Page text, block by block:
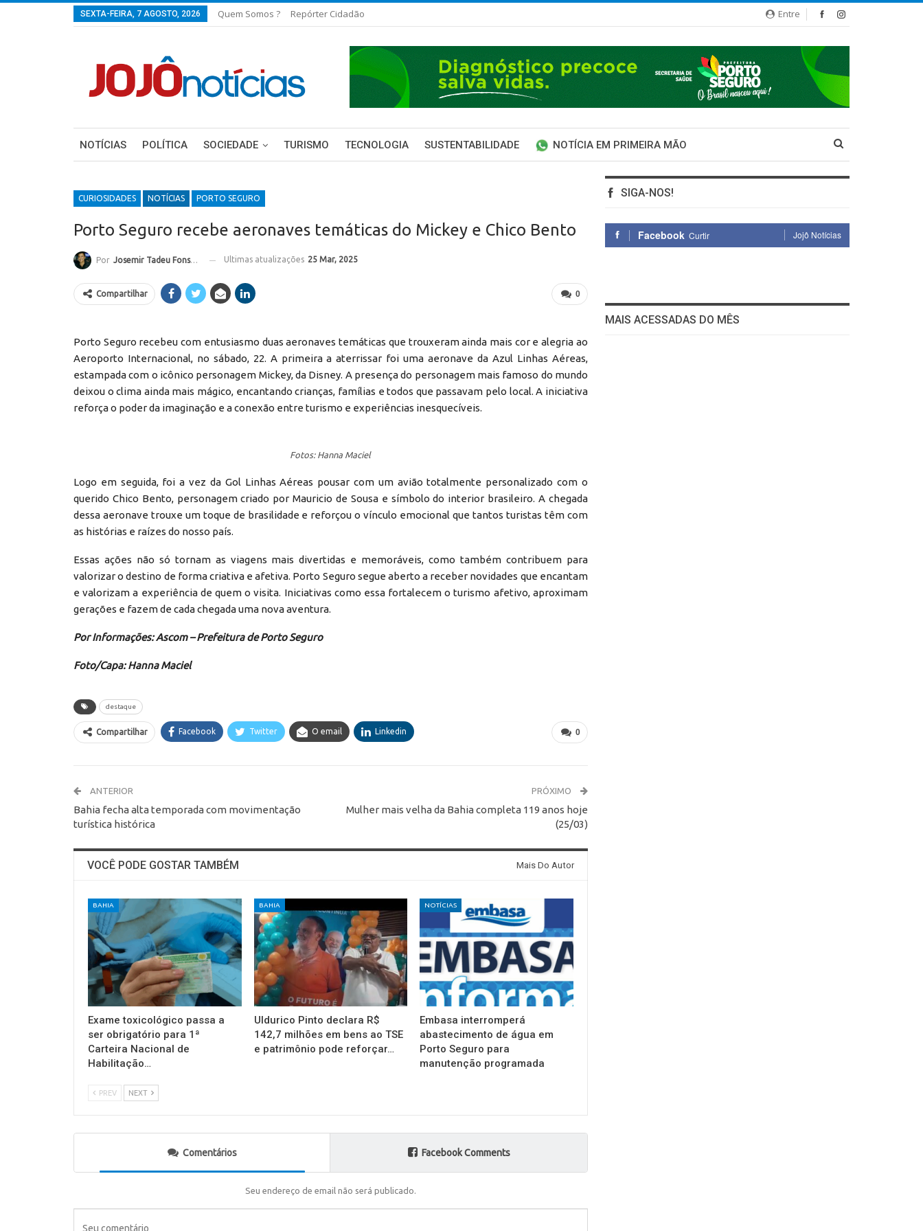
Entre
SEXTA-FEIRA, 7 AGOSTO, 2026 Quem Somos ? Repórter Cidadão
NOTÍCIAS POLÍTICA SOCIEDADE TURISMO TECNOLOGIA SUSTENTABILIDADE NOTÍCIA EM PRIMEIRA MÃO
CURIOSIDADES NOTÍCIAS PORTO SEGURO
Porto Seguro recebe aeronaves temáticas do Mickey e Chico Bento
Por Josemir Tadeu Fonseca Ultimas atualizações 25 Mar, 2025
0
Compartilhar
Porto Seguro recebeu com entusiasmo duas aeronaves temáticas que trouxeram ainda mais cor e alegria ao
Aeroporto Internacional, no sábado, 22. A primeira a aterrissar foi uma aeronave da Azul Linhas Aéreas,
estampada com o icônico personagem Mickey, da Disney. A presença do personagem mais famoso do mundo
deixou o clima ainda mais mágico, encantando crianças, famílias e todos que passavam pelo local. A iniciativa
reforça o poder da imaginação e a conexão entre turismo e experiências inesquecíveis.
Fotos: Hanna Maciel
Logo em seguida, foi a vez da Gol Linhas Aéreas pousar com um avião totalmente personalizado com o
querido Chico Bento, personagem criado por Mauricio de Sousa e símbolo do interior brasileiro. A chegada
dessa aeronave trouxe um toque de brasilidade e reforçou o vínculo emocional que tantos turistas têm com
as histórias e raízes do nosso país.
Essas ações não só tornam as viagens mais divertidas e memoráveis, como também contribuem para
valorizar o destino de forma criativa e afetiva. Porto Seguro segue aberto a receber novidades que encantam
e valorizam a experiência de quem o visita. Iniciativas como essa fortalecem o turismo afetivo, aproximam
gerações e fazem de cada chegada uma nova aventura.
Por Informações: Ascom – Prefeitura de Porto Seguro
Foto/Capa: Hanna Maciel
destaque
0
Compartilhar Facebook Twitter O email Linkedin
ANTERIOR
Bahia fecha alta temporada com movimentação
turística histórica
PRÓXIMO
Mulher mais velha da Bahia completa 119 anos hoje
(25/03)
VOCÊ PODE GOSTAR TAMBÉM Mais Do Autor
BAHIA
Exame toxicológico passa a
ser obrigatório para 1ª
Carteira Nacional de
Habilitação…
BAHIA
Uldurico Pinto declara R$
142,7 milhões em bens ao TSE
e patrimônio pode reforçar…
NOTÍCIAS
Embasa interromperá
abastecimento de água em
Porto Seguro para
manutenção programada
PREV NEXT
Comentários Facebook Comments
Seu endereço de email não será publicado.
SIGA-NOS!
Facebook Curtir Jojô Notícias
MAIS ACESSADAS DO MÊS